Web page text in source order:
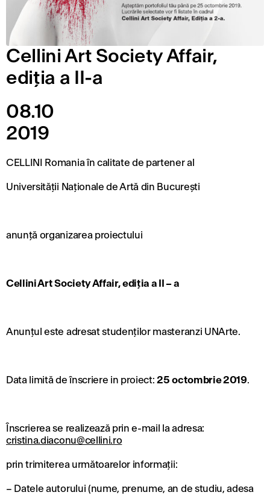
Cellini Art Society Affair,
ediția a II-a
08.10
2019
CELLINI Romania în calitate de partener al
Universității Naționale de Artă din București
anunță organizarea proiectului
Cellini Art Society Affair, ediția a II – a
Anunțul este adresat studenților masteranzi UNArte.
Data limită de înscriere in proiect:25 octombrie 2019.
Înscrierea se realizează prin e-mail la adresa:
cristina.diaconu@cellini.ro
prin trimiterea următoarelor informații:
– Datele autorului (nume, prenume, an de studiu, adesa